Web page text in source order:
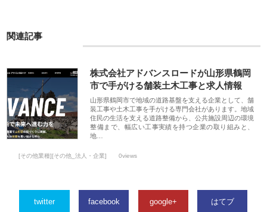
関連記事
株式会社アドバンスロードが山形県鶴岡
市で手がける舗装土木工事と求人情報
山形県鶴岡市で地域の道路基盤を支える企業として、舗
装工事や土木工事を手がける専門会社があります。地域
住民の生活を支える道路整備から、公共施設周辺の環境
整備まで、幅広い工事実績を持つ企業の取り組みと、
地…
[その他業種][その他_法人・企業] 0views
twitter facebook google+ はてブ